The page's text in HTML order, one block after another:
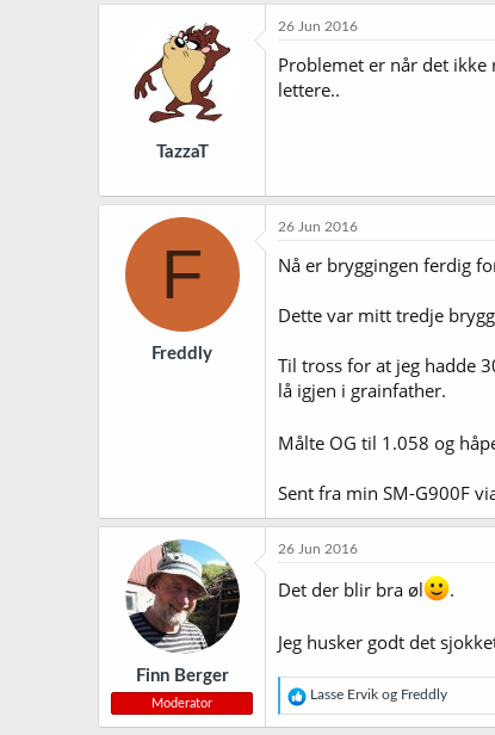
TazzaT
26 Jun 2016
Problemet er når det
lettere..
F
Freddly
26 Jun 2016
Nå er bryggingen ferdig
Dette var mitt tredje
Til tross for at jeg hadde
lå igjen i grainfather.
Målte OG til 1.058 og
Sent fra min SM-G900F
Finn Berger
Moderator
26 Jun 2016
Det der blir bra øl .
Jeg husker godt det
R
e
a
Lasse Ervik og Freddly